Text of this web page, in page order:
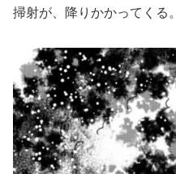
掃射が、降りかかってくる。